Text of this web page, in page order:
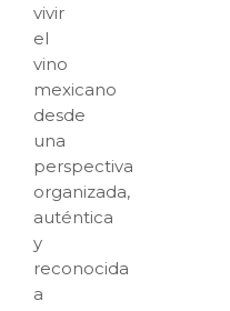
vivir
el
vino
mexicano
desde
una
perspectiva
organizada,
auténtica
y
reconocida
a